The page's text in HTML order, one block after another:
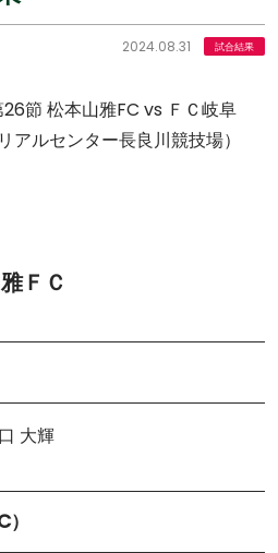
2024.08.31 試合結果
節 松本山雅FC vs ＦＣ岐阜
ルセンター長良川競技場）
ＦＣ
大輝